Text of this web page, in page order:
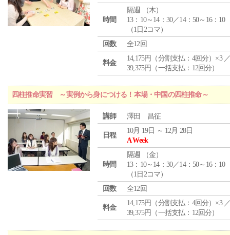
時間
隔週 （木）
13：10～14：30／14：50～16：10
（1日2コマ）
回数
全12回
料金
14,175円（分割支払：4回分）×3
39,375円（一括支払：12回分）
四柱推命実習 ～実例から身につける！本場・中国の四柱推命～
講師 澤田 昌征
日程
10月 19日 ～ 12月 28日
A Week
時間
隔週 （金）
13：10～14：30／14：50～16：10
（1日2コマ）
回数
全12回
料金
14,175円（分割支払：4回分）×3
39,375円（一括支払：12回分）